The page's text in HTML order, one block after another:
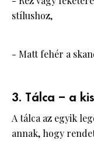
stílushoz,
- Matt fehér a
3. Tálca – a
A tálca az egyik
annak, hogy